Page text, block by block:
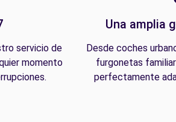
servicio de
momento
Una amplia
Desde coches
furgonetas
perfectamente